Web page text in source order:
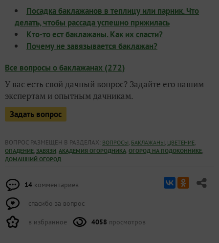
Посадка баклажанов в теплицу или парник. Что
делать, чтобы рассада успешно прижилась
Кто-то ест баклажаны. Как их спасти?
Почему не завязывается баклажан?
Все вопросы о баклажанах (272)
У вас есть свой дачный вопрос? Задайте его нашим
экспертам и опытным дачникам.
Задать вопрос
ВОПРОС РАЗМЕЩЕН В РАЗДЕЛАХ: ВОПРОСЫ, БАКЛАЖАНЫ, ЦВЕТЕНИЕ,
ОПАДЕНИЕ, ЗАВЯЗИ, АКАДЕМИЯ ОГОРОДНИКА, ОГОРОД НА ПОДОКОННИКЕ,
ДОМАШНИЙ ОГОРОД
14 комментариев
спасибо за вопрос
в избранное 4058 просмотров